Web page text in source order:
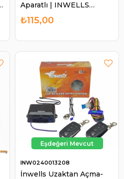
Aparatlı | INWELLS
018039
₺115,00
İnwells Uzaktan Açma-
INW0240013208